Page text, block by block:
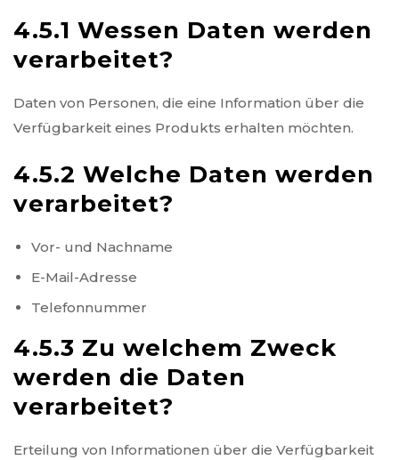
4.5.1 Wessen Daten werden
verarbeitet?
Daten von Personen, die eine Information über die
Verfügbarkeit eines Produkts erhalten möchten.
4.5.2 Welche Daten werden
verarbeitet?
Vor- und Nachname
E-Mail-Adresse
Telefonnummer
4.5.3 Zu welchem Zweck
werden die Daten
verarbeitet?
Erteilung von Informationen über die Verfügbarkeit